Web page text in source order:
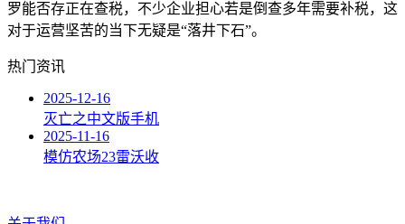
罗能否存正在查税，不少企业担心若是倒查多年需要补税，这
对于运营坚苦的当下无疑是“落井下石”。
热门资讯
2025-12-16
灭亡之中文版手机
2025-11-16
模仿农场23雷沃收